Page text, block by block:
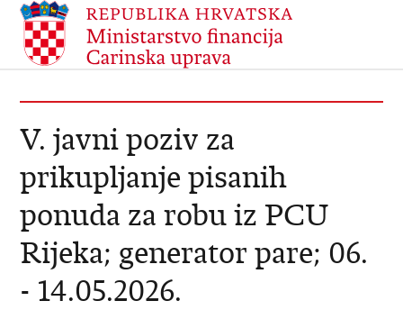
V. javni poziv za
prikupljanje pisanih
ponuda za robu iz PCU
Rijeka; generator pare; 06.
- 14.05.2026.